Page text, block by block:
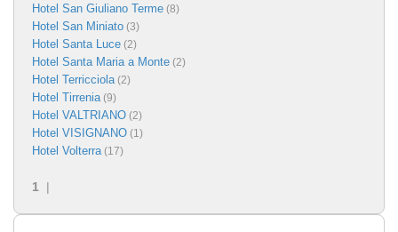
Hotel San Giuliano Terme (8)
Hotel San Miniato (3)
Hotel Santa Luce (2)
Hotel Santa Maria a Monte (2)
Hotel Terricciola (2)
Hotel Tirrenia (9)
Hotel VALTRIANO (2)
Hotel VISIGNANO (1)
Hotel Volterra (17)
1 |